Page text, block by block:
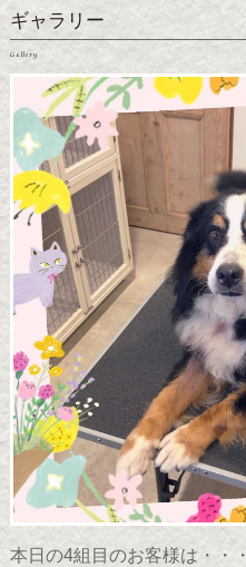
ギャラリー
Gallery
本日の4組目のお客様は・・・